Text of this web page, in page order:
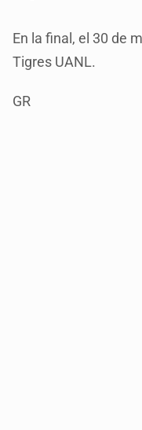
En la final, el 30 de
Tigres UANL.
GR